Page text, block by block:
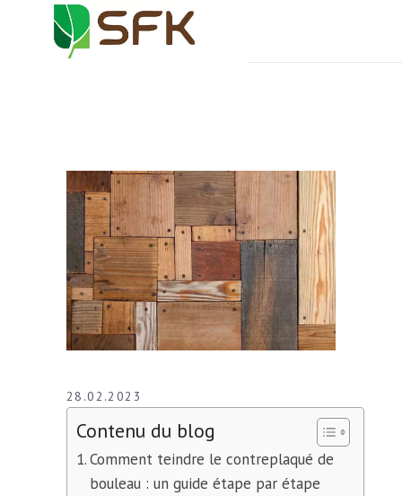
28.02.2023
Contenu du blog
Comment teindre le contreplaqué de
bouleau : un guide étape par étape